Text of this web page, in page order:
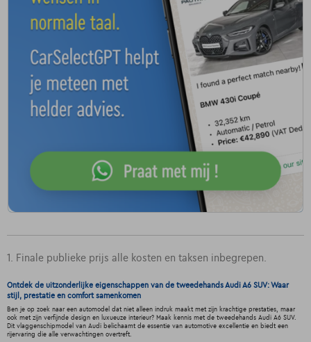
1. Finale publieke prijs alle kosten en taksen inbegrepen.
Ontdek de uitzonderlijke eigenschappen van de tweedehands Audi A6 SUV: Waar
stijl, prestatie en comfort samenkomen
Ben je op zoek naar een automodel dat niet alleen indruk maakt met zijn krachtige prestaties, maar
ook met zijn verfijnde design en luxueuze interieur? Maak kennis met de tweedehands Audi A6 SUV.
Dit vlaggenschipmodel van Audi belichaamt de essentie van automotive excellentie en biedt een
rijervaring die alle verwachtingen overtreft.